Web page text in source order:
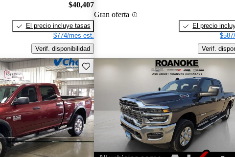
$40,407
El precio incluye tasas
$774/mes est.
Verif. disponibilidad
Gran oferta
El precio
Verif.
Guarda este Aviso